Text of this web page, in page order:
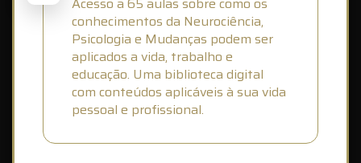
conhecimentos da Neurociência,
Psicologia e Mudanças podem ser
aplicados a vida, trabalho e
educação. Uma biblioteca digital
com conteúdos aplicáveis à sua vida
pessoal e profissional.